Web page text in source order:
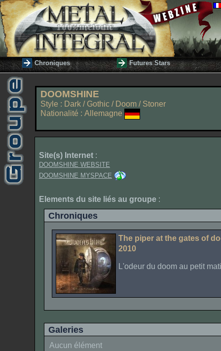
Chroniques Futures Stars
DOOMSHINE
Style : Dark / Gothic / Doom / Stoner
Nationalité : Allemagne
Site(s) Internet :
DOOMSHINE WEBSITE
DOOMSHINE MYSPACE
Elements du site liés au groupe :
Chroniques
The piper at the gates of
2010
L'odeur du doom au petit
Galeries
Aucun élément